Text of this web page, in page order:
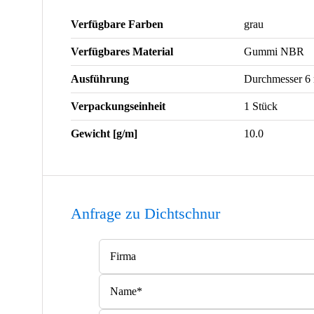
Verfügbare Farben grau
Verfügbares Material Gummi NBR
Ausführung Durchmesser 6
Verpackungseinheit 1 Stück
Gewicht [g/m] 10.0
Anfrage zu Dichtschnur